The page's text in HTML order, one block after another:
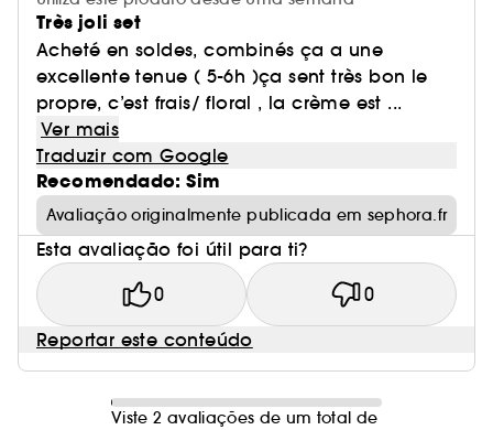
Très joli set
Acheté en soldes, combinés ça a une
excellente tenue ( 5-6h )ça sent très bon le
propre, c’est frais/ floral , la crème est ...
Ver mais
Traduzir com Google
Recomendado: Sim
Avaliação originalmente publicada em sephora.fr
Esta avaliação foi útil para ti?
0 0
Reportar este conteúdo
Viste 2 avaliações de um total de